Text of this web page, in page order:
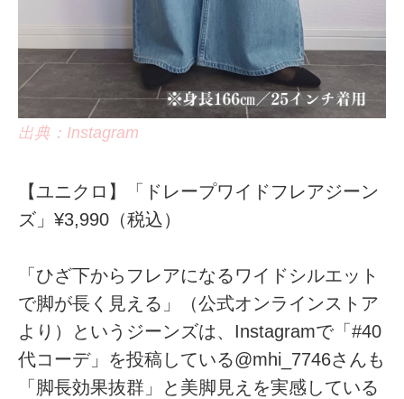
出典：Instagram
【ユニクロ】「ドレープワイドフレアジーン
ズ」¥3,990（税込）
「ひざ下からフレアになるワイドシルエット
で脚が長く見える」（公式オンラインストア
より）というジーンズは、Instagramで「#40
代コーデ」を投稿している@mhi_7746さんも
「脚長効果抜群」と美脚見えを実感している